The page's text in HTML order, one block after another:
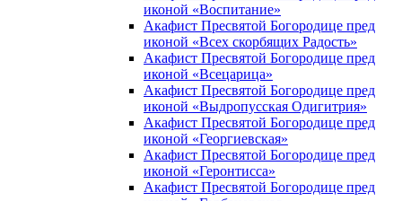
иконой «Воспитание»
Акафист Пресвятой Богородице пред
иконой «Всех скорбящих Радость»
Акафист Пресвятой Богородице пред
иконой «Всецарица»
Акафист Пресвятой Богородице пред
иконой «Выдропусская Одигитрия»
Акафист Пресвятой Богородице пред
иконой «Георгиевская»
Акафист Пресвятой Богородице пред
иконой «Геронтисса»
Акафист Пресвятой Богородице пред